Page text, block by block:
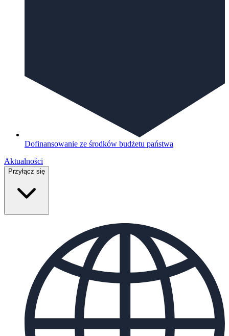
Dofinansowanie ze środków budżetu państwa
Aktualności
Przyłącz się